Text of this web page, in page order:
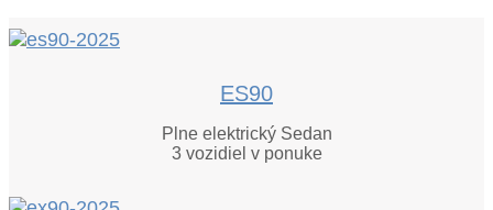
ES90
Plne elektrický Sedan
3vozidiel v ponuke